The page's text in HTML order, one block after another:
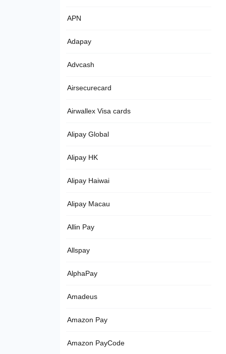
APN
Adapay
Advcash
Airsecurecard
Airwallex Visa cards
Alipay Global
Alipay HK
Alipay Haiwai
Alipay Macau
Allin Pay
Allspay
AlphaPay
Amadeus
Amazon Pay
Amazon PayCode